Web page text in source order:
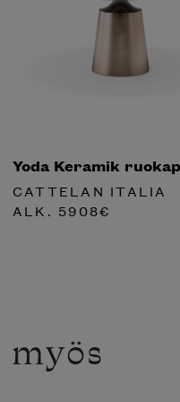
Yoda Keramik
CATTELAN ITALIA
ALK. 5908€